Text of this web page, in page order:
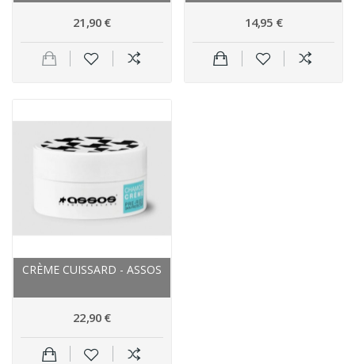
21,90 € 14,95 €
CRÈME CUISSARD - ASSOS
22,90 €